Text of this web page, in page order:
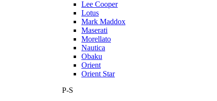
Lee Cooper
Lotus
Mark Maddox
Maserati
Morellato
Nautica
Obaku
Orient
Orient Star
P-S